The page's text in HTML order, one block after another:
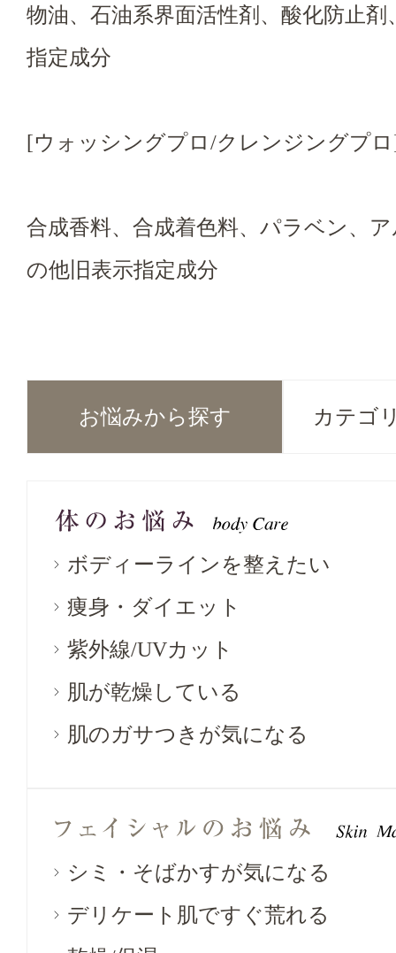
物油、石油系界面活性剤、酸化防止剤
指定成分
[ウォッシングプロ/クレンジングプ
合成香料、合成着色料、パラベン、
の他旧表示指定成分
お悩みから探す カテゴ
ボディーラインを整えたい
痩身・ダイエット
紫外線/UVカット
肌が乾燥している
肌のガサつきが気になる
シミ・そばかすが気になる
デリケート肌ですぐ荒れる